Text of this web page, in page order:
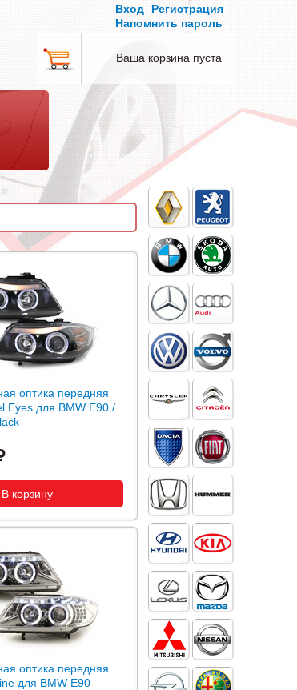
Вход
Регистрация
Напомнить пароль
Ваша корзина пуста
оптика передняя
Eyes для BMW E90 /
оптика передняя
для BMW E90